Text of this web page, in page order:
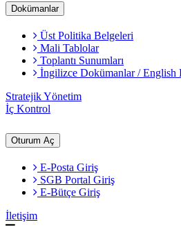
Dokümanlar
Üst Politika Belgeleri
Mali Tablolar
Toplantı Sunumları
İngilizce Dokümanlar / English
Stratejik Yönetim
İç Kontrol
Oturum Aç
E-Posta Giriş
SGB Portal Giriş
E-Bütçe Giriş
İletişim